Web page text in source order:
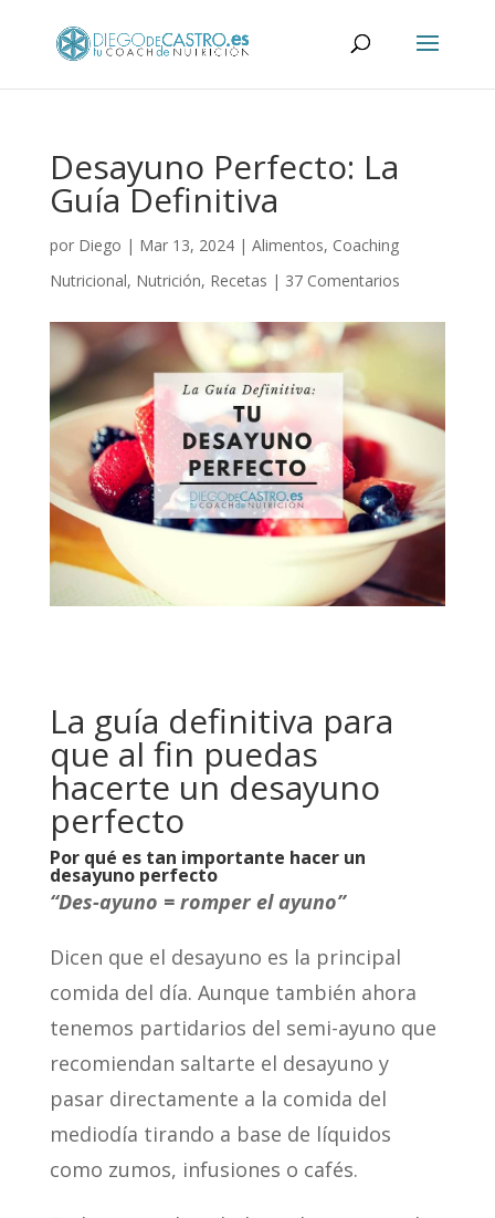
Desayuno Perfecto: La
Guía Definitiva
por Diego | Mar 13, 2024| Alimentos, Coaching
Nutricional, Nutrición, Recetas | 37 Comentarios
La guía definitiva para
que al fin puedas
hacerte un desayuno
perfecto
Por qué es tan importante hacer un
desayuno perfecto
“Des-ayuno = romper el ayuno”
Dicen que el desayuno es la principal
comida del día. Aunque también ahora
tenemos partidarios del semi-ayuno que
recomiendan saltarte el desayuno y
pasar directamente a la comida del
mediodía tirando a base de líquidos
como zumos, infusiones o cafés.